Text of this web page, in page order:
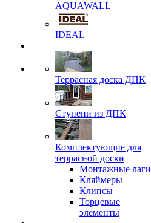
AQUAWALL
IDEAL
Террасная доска ДПК
Ступени из ДПК
Комплектующие для
террасной доски
Монтажные лаги
Кляймеры
Клипсы
Торцевые
элементы